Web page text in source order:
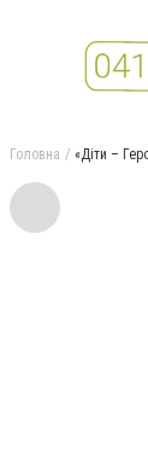
Головна «Діти –